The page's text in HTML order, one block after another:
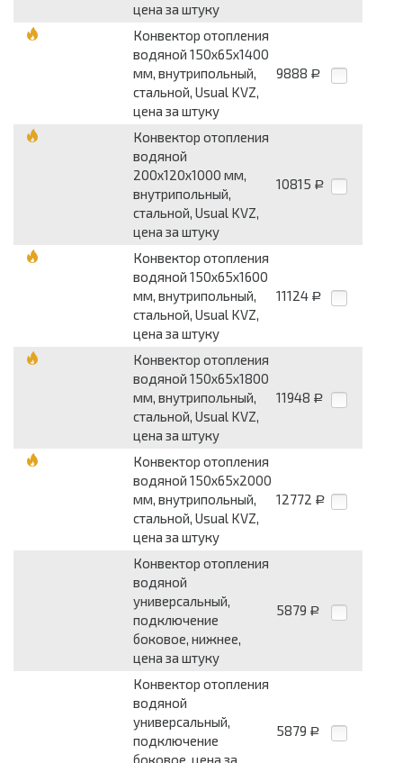
цена за штуку
Конвектор отопления
водяной 150х65х1400
мм, внутрипольный,
стальной, Usual KVZ,
цена за штуку
9888 Р
Конвектор отопления
водяной
200х120х1000 мм,
внутрипольный,
стальной, Usual KVZ,
цена за штуку
10815 Р
Конвектор отопления
водяной 150х65х1600
мм, внутрипольный,
стальной, Usual KVZ,
цена за штуку
11124 Р
Конвектор отопления
водяной 150х65х1800
мм, внутрипольный,
стальной, Usual KVZ,
цена за штуку
11948 Р
Конвектор отопления
водяной 150х65х2000
мм, внутрипольный,
стальной, Usual KVZ,
цена за штуку
12772 Р
Конвектор отопления
водяной
универсальный,
подключение
боковое, нижнее,
цена за штуку
5879 Р
Конвектор отопления
водяной
универсальный,
подключение
боковое, цена за
5879 Р